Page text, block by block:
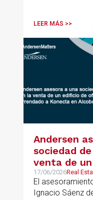
codirigirá el EU
UK.
LEER MÁS >>
Andersen
sociedad
venta de
oficinas
en
17/06/2026Real
y
El
Ignacio Sáenz